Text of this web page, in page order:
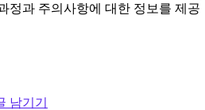
정과 주의사항에 대한 정보를 제공
남기기